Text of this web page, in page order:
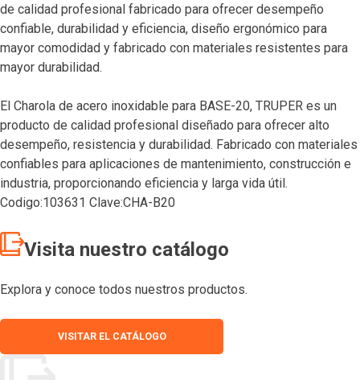
de calidad profesional fabricado para ofrecer desempeño
confiable, durabilidad y eficiencia, diseño ergonómico para
mayor comodidad y fabricado con materiales resistentes para
mayor durabilidad.
El Charola de acero inoxidable para BASE-20, TRUPER es un
producto de calidad profesional diseñado para ofrecer alto
desempeño, resistencia y durabilidad. Fabricado con materiales
confiables para aplicaciones de mantenimiento, construcción e
industria, proporcionando eficiencia y larga vida útil.
Codigo:103631 Clave:CHA-B20
Visita nuestro catálogo
Explora y conoce todos nuestros productos.
VISITAR EL CATÁLOGO